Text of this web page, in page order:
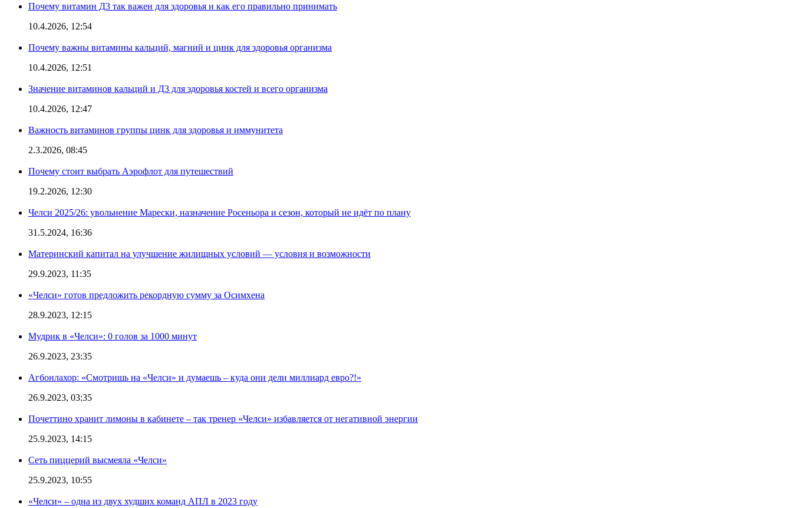
Почему витамин Д3 так важен для здоровья и как его правильно принимать
10.4.2026, 12:54
Почему важны витамины кальций, магний и цинк для здоровья организма
10.4.2026, 12:51
Значение витаминов кальций и Д3 для здоровья костей и всего организма
10.4.2026, 12:47
Важность витаминов группы цинк для здоровья и иммунитета
2.3.2026, 08:45
Почему стоит выбрать Аэрофлот для путешествий
19.2.2026, 12:30
Челси 2025/26: увольнение Марески, назначение Росеньора и сезон, который не идёт по плану
31.5.2024, 16:36
Материнский капитал на улучшение жилищных условий — условия и возможности
29.9.2023, 11:35
«Челси» готов предложить рекордную сумму за Осимхена
28.9.2023, 12:15
Мудрик в «Челси»: 0 голов за 1000 минут
26.9.2023, 23:35
Агбонлахор: «Смотришь на «Челси» и думаешь – куда они дели миллиард евро?!»
26.9.2023, 03:35
Почеттино хранит лимоны в кабинете – так тренер «Челси» избавляется от негативной энергии
25.9.2023, 14:15
Сеть пиццерий высмеяла «Челси»
25.9.2023, 10:55
«Челси» – одна из двух худших команд АПЛ в 2023 году